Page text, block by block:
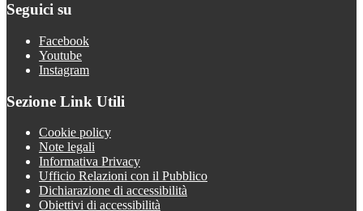
Seguici su
Facebook
Youtube
Instagram
Sezione Link Utili
Cookie policy
Note legali
Informativa Privacy
Ufficio Relazioni con il Pubblico
Dichiarazione di accessibilità
Obiettivi di accessibilità